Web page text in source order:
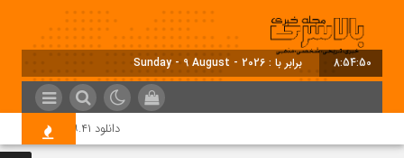
8:54:51 برابر با : Sunday - 9 August - 2026
دانلود Telegram Desktop ۰.۹.۴۱ – تلگرام جدید کامپیوتر